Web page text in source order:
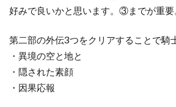
好みで良いかと思います。③までが重要
第二部の外伝3つをクリアすることで騎
・異境の空と地と
・隠された素顔
・因果応報